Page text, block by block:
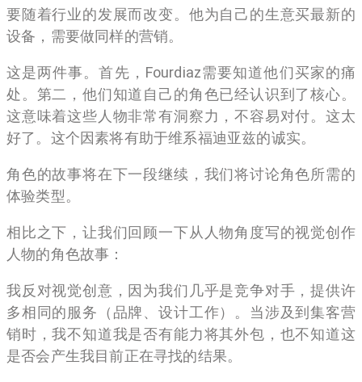
要随着行业的发展而改变。他为自己的生意买最新的
设备，需要做同样的营销。
这是两件事。首先，Fourdiaz需要知道他们买家的痛
处。第二，他们知道自己的角色已经认识到了核心。
这意味着这些人物非常有洞察力，不容易对付。这太
好了。这个因素将有助于维系福迪亚兹的诚实。
角色的故事将在下一段继续，我们将讨论角色所需的
体验类型。
相比之下，让我们回顾一下从人物角度写的视觉创作
人物的角色故事：
我反对视觉创意，因为我们几乎是竞争对手，提供许
多相同的服务（品牌、设计工作）。当涉及到集客营
销时，我不知道我是否有能力将其外包，也不知道这
是否会产生我目前正在寻找的结果。